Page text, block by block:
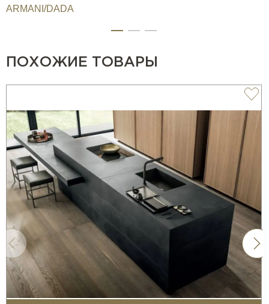
ARMANI/DADA
ПОХОЖИЕ ТОВАРЫ